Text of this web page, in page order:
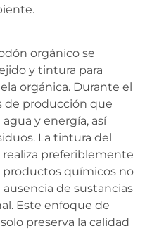
orgánico se
y tintura para
orgánica. Durante el
de producción que
y energía, así
La tintura del
preferiblemente
químicos no
de sustancias
Este enfoque de
preserva la calidad